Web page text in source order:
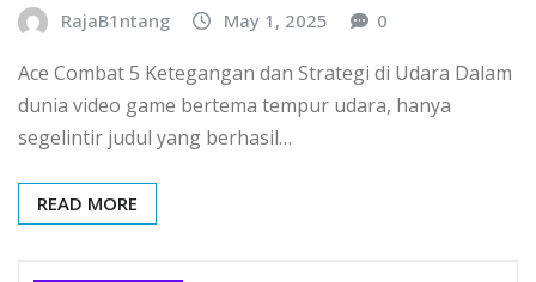
RajaB1ntang May 1, 2025 0
Ace Combat 5 Ketegangan dan Strategi di Udara Dalam
dunia video game bertema tempur udara, hanya
segelintir judul yang berhasil…
READ MORE